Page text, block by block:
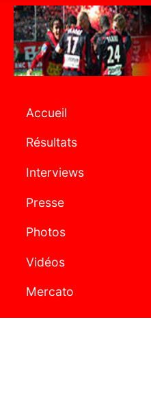
Accueil
Résultats
Interviews
Presse
Photos
Vidéos
Mercato